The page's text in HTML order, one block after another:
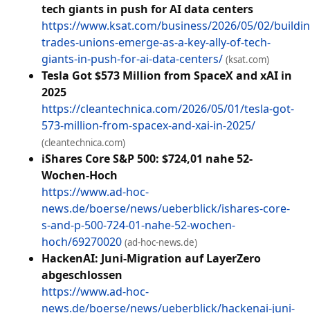
tech giants in push for AI data centers
https://www.ksat.com/business/2026/05/02/
trades-unions-emerge-as-a-key-ally-of-tech-
giants-in-push-for-ai-data-centers/ (ksat.com)
Tesla Got $573 Million from SpaceX and xAI in
2025
https://cleantechnica.com/2026/05/01/tesla-got-
573-million-from-spacex-and-xai-in-2025/
(cleantechnica.com)
iShares Core S&P 500: $724,01 nahe 52-
Wochen-Hoch
https://www.ad-hoc-
news.de/boerse/news/ueberblick/ishares-core-
s-and-p-500-724-01-nahe-52-wochen-
hoch/69270020 (ad-hoc-news.de)
HackenAI: Juni-Migration auf LayerZero
abgeschlossen
https://www.ad-hoc-
news.de/boerse/news/ueberblick/hackenai-juni-